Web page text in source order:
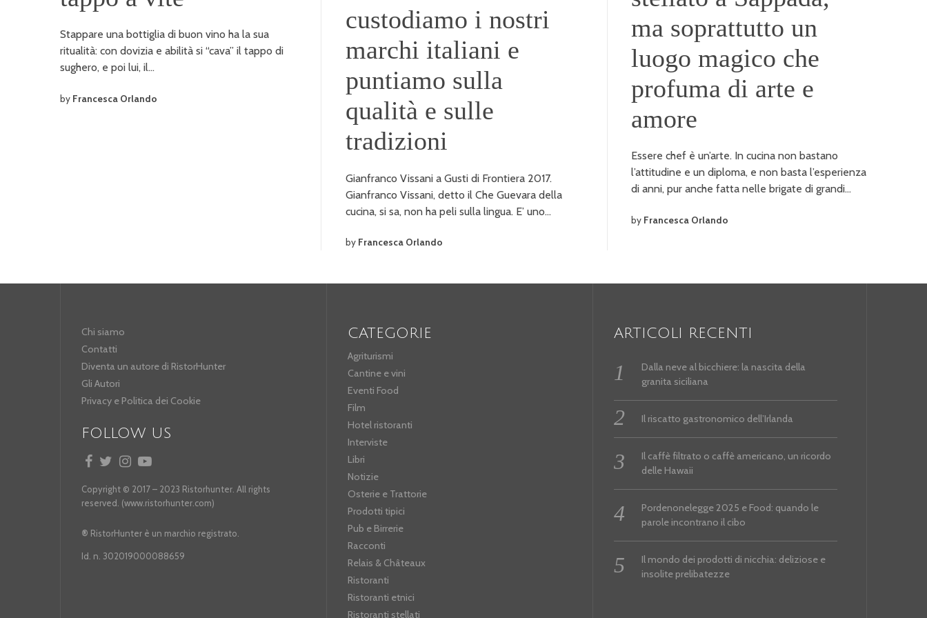
Stappare una bottiglia di buon vino ha la sua
ritualità: con dovizia e abilità si “cava” il tappo di
sughero, e poi lui, il…
by Francesca Orlando
custodiamo i nostri
marchi italiani e
puntiamo sulla
qualità e sulle
tradizioni
Gianfranco Vissani a Gusti di Frontiera 2017.
Gianfranco Vissani, detto il Che Guevara della
cucina, si sa, non ha peli sulla lingua. E’ uno…
by Francesca Orlando
ma soprattutto un
luogo magico che
profuma di arte e
amore
Essere chef è un’arte. In cucina non bastano
l’attitudine e un diploma, e non basta l’esperienza
di anni, pur anche fatta nelle brigate di grandi…
by Francesca Orlando
Chi siamo
Contatti
Diventa un autore di RistorHunter
Gli Autori
Privacy e Politica dei Cookie
FOLLOW US
Copyright © 2017 – 2023 Ristorhunter. All rights
reserved. (www.ristorhunter.com)
® RistorHunter è un marchio registrato.
Id. n. 302019000088659
CATEGORIE
Agriturismi
Cantine e vini
Eventi Food
Film
Hotel ristoranti
Interviste
Libri
Notizie
Osterie e Trattorie
Prodotti tipici
Pub e Birrerie
Racconti
Relais & Châteaux
Ristoranti
Ristoranti etnici
Ristoranti stellati
ARTICOLI RECENTI
Dalla neve al bicchiere: la nascita della
granita siciliana
Il riscatto gastronomico dell’Irlanda
Il caffè filtrato o caffè americano, un ricordo
delle Hawaii
Pordenonelegge 2025 e Food: quando le
parole incontrano il cibo
Il mondo dei prodotti di nicchia: deliziose e
insolite prelibatezze